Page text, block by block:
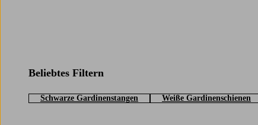
Beliebtes Filtern
Schwarze Gardinenstangen Weiße Gardinenschienen